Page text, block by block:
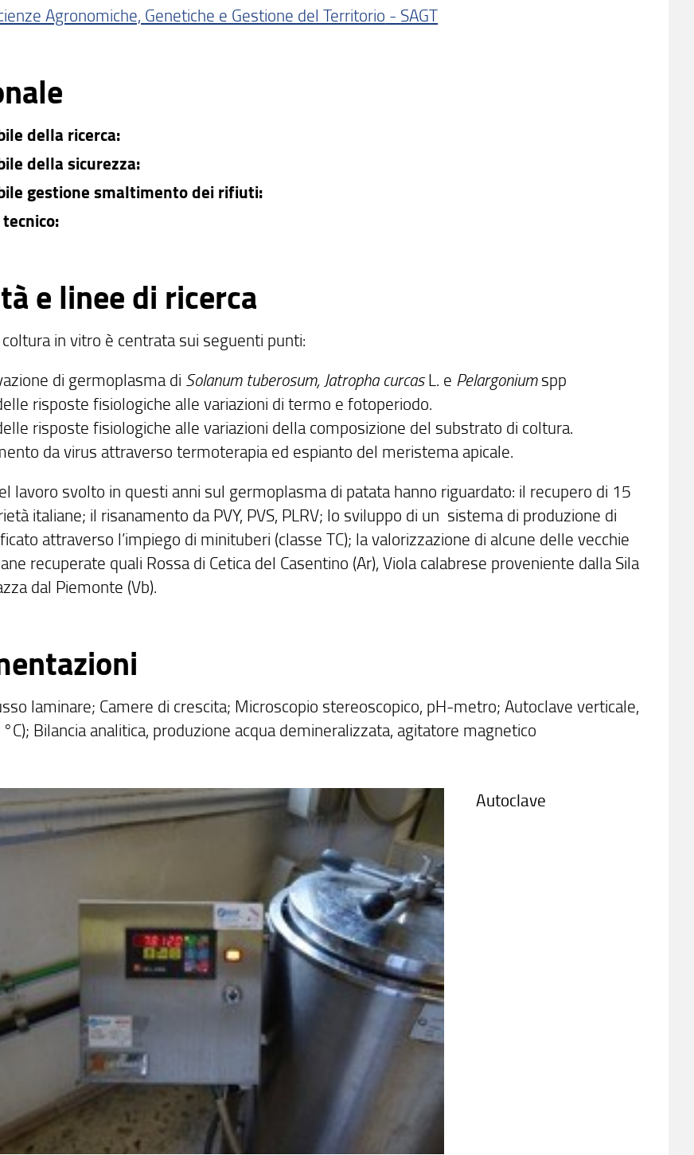
Agronomiche, Genetiche e Gestione del Territorio - SAGT
della ricerca:
della sicurezza:
gestione smaltimento dei rifiuti:
e linee di ricerca
coltura in vitro è centrata sui seguenti punti:
di germoplasma di Solanum tuberosum, Jatropha curcasL. e Pelargoniumspp
risposte fisiologiche alle variazioni di termo e fotoperiodo.
risposte fisiologiche alle variazioni della composizione del substrato di coltura.
da virus attraverso termoterapia ed espianto del meristema apicale.
lavoro svolto in questi anni sul germoplasma di patata hanno riguardato: il recupero di 15
italiane; il risanamento da PVY, PVS, PLRV; lo sviluppo di un sistema di produzione di
attraverso l’impiego di minituberi (classe TC); la valorizzazione di alcune delle vecchie
recuperate quali Rossa di Cetica del Casentino (Ar), Viola calabrese proveniente dalla Sila
dal Piemonte (Vb).
laminare; Camere di crescita; Microscopio stereoscopico, pH-metro; Autoclave verticale,
Bilancia analitica, produzione acqua demineralizzata, agitatore magnetico
Autoclave